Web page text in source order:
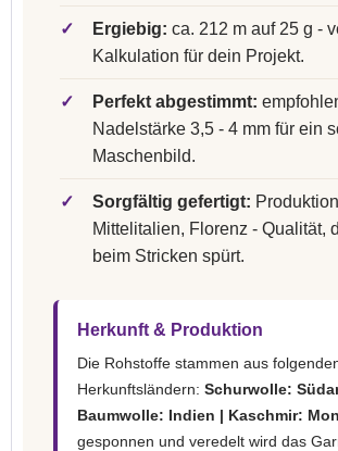
✓ Ergiebig: ca. 212 m auf 25 g -
Kalkulation für dein Projekt.
✓ Perfekt abgestimmt:
Nadelstärke 3,5 - 4 mm für ein
Maschenbild.
✓ Sorgfältig gefertigt:
Mittelitalien, Florenz - Qualität,
beim Stricken spürt.
Herkunft & Produktion
Die Rohstoffe stammen aus
Herkunftsländern: Schurwolle:
Baumwolle: Indien | Kaschmir:
gesponnen und veredelt wird das